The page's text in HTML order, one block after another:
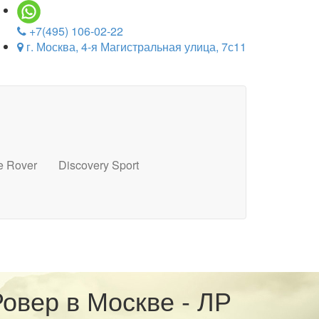
+7(495) 106-02-22
г. Москва, 4-я Магистральная улица, 7с11
Rover Discovery Sport
в Москве - ЛР